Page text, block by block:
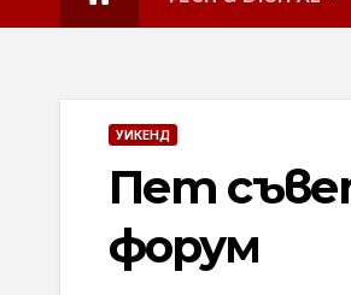
УИКЕНД
Пет
форум